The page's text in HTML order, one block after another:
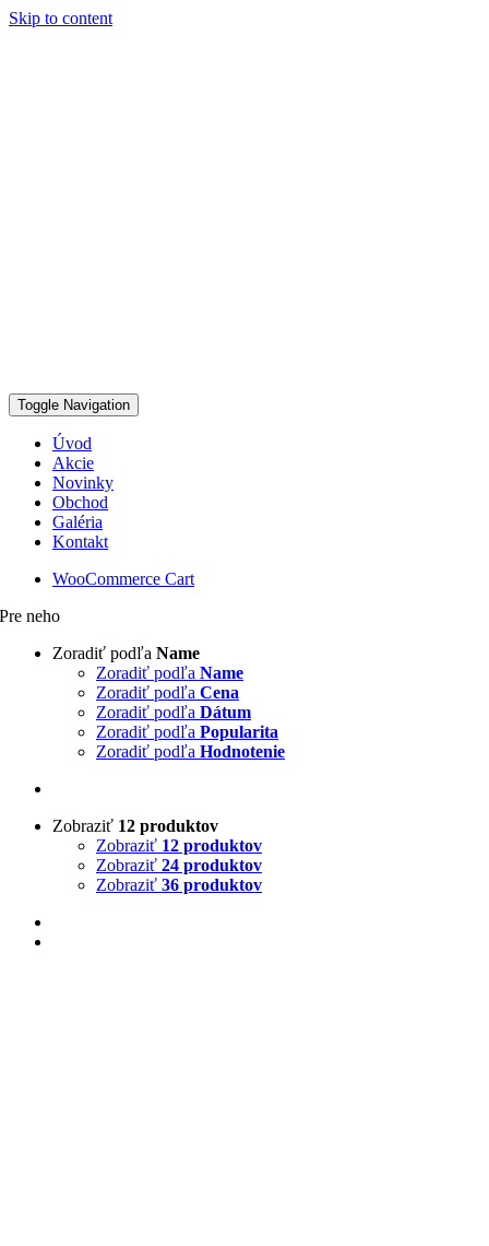
Skip to content
Toggle Navigation
Úvod
Akcie
Novinky
Obchod
Galéria
Kontakt
WooCommerce Cart
Pre neho
Zoradiť podľa Name
Zoradiť podľa Name
Zoradiť podľa Cena
Zoradiť podľa Dátum
Zoradiť podľa Popularita
Zoradiť podľa Hodnotenie
Zobraziť 12 produktov
Zobraziť 12 produktov
Zobraziť 24 produktov
Zobraziť 36 produktov